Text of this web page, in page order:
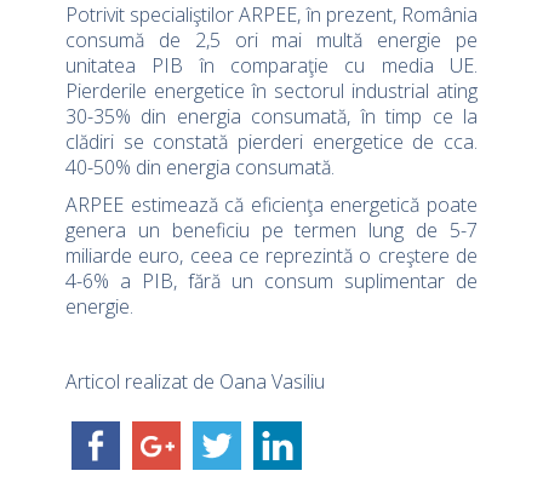
Potrivit specialiştilor ARPEE, în prezent, România
consumă de 2,5 ori mai multă energie pe
unitatea PIB în comparaţie cu media UE.
Pierderile energetice în sectorul industrial ating
30-35% din energia consumată, în timp ce la
clădiri se constată pierderi energetice de cca.
40-50% din energia consumată.
ARPEE estimează că eficienţa energetică poate
genera un beneficiu pe termen lung de 5-7
miliarde euro, ceea ce reprezintă o creştere de
4-6% a PIB, fără un consum suplimentar de
energie.
Articol realizat de Oana Vasiliu